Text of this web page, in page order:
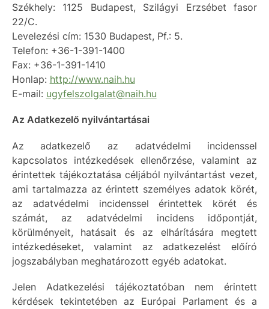
Székhely: 1125 Budapest, Szilágyi Erzsébet fasor
22/C.
Levelezési cím: 1530 Budapest, Pf.: 5.
Telefon: +36-1-391-1400
Fax: +36-1-391-1410
Honlap: http://www.naih.hu
E-mail: ugyfelszolgalat@naih.hu
Az Adatkezelő nyilvántartásai
Az adatkezelő az adatvédelmi incidenssel
kapcsolatos intézkedések ellenőrzése, valamint az
érintettek tájékoztatása céljából nyilvántartást vezet,
ami tartalmazza az érintett személyes adatok körét,
az adatvédelmi incidenssel érintettek körét és
számát, az adatvédelmi incidens időpontját,
körülményeit, hatásait és az elhárítására megtett
intézkedéseket, valamint az adatkezelést előíró
jogszabályban meghatározott egyéb adatokat.
Jelen Adatkezelési tájékoztatóban nem érintett
kérdések tekintetében az Európai Parlament és a